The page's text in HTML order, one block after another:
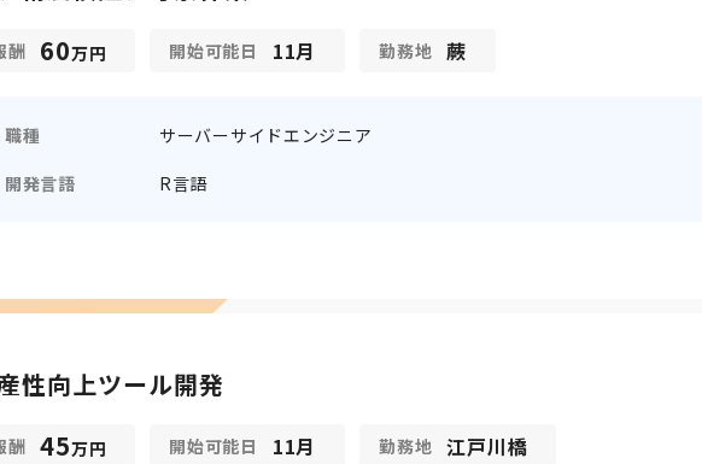
酬 60万円 開始可能日 11月 勤務地 蕨
職種
サーバーサイドエンジニア
開発言語
R言語
性向上ツール開発
酬 45万円 開始可能日 11月 勤務地 江戸川橋